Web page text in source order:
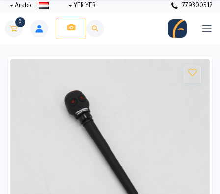
779300512
YER YER
0